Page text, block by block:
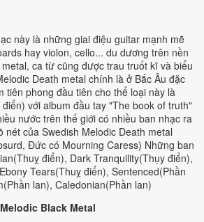
này là những giai điệu guitar mạnh mẽ
hay violon, cello... du dương trên nền
ca từ cũng được trau truốt kĩ và biểu
Death metal chính là ở Bắc Âu đặc
tiên phong đầu tiên cho thể loại này là
với album đầu tay "The book of truth"
nước trên thế giới có nhiều ban nhạc ra
nét của Swedish Melodic Death metal
Đức có Mourning Caress) Những ban
điển), Dark Tranquility(Thụy điển),
Tears(Thuỵ điển), Sentenced(Phần
lan), Caledonian(Phần lan)
Melodic Black Metal